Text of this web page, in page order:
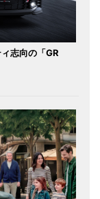
志向の「GR